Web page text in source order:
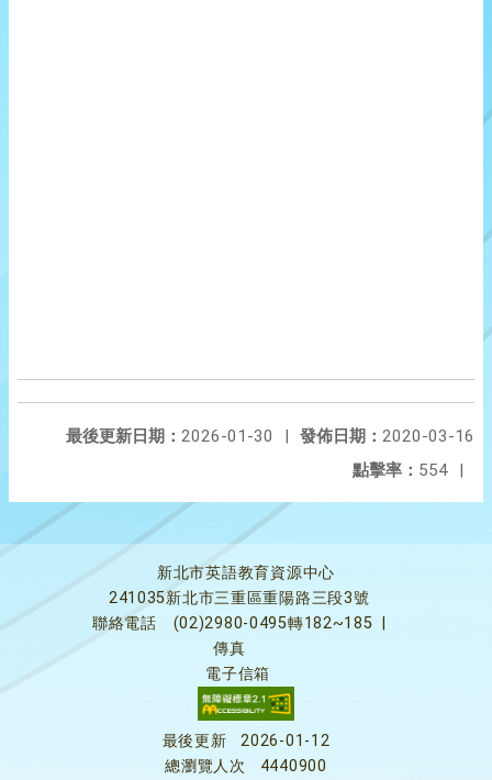
發佈日期： 2020-03-16
最後更新日期： 2026-01-30
|
點擊率： 554 |
新北市英語教育資源中心
241035新北市三重區重陽路三段3號
聯絡電話
(02)2980-0495轉182~185
傳真
電子信箱
最後更新
2026-01-12
總瀏覽人次
4440900